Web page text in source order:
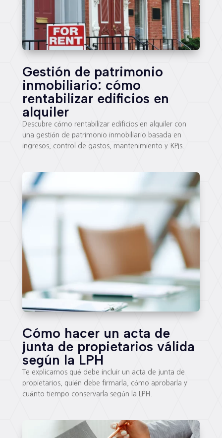
Gestión de patrimonio
inmobiliario: cómo
rentabilizar edificios en
alquiler
Descubre cómo rentabilizar edificios en alquiler con
una gestión de patrimonio inmobiliario basada en
ingresos, control de gastos, mantenimiento y KPIs.
Cómo hacer un acta de
junta de propietarios válida
según la LPH
Te explicamos qué debe incluir un acta de junta de
propietarios, quién debe firmarla, cómo aprobarla y
cuánto tiempo conservarla según la LPH.